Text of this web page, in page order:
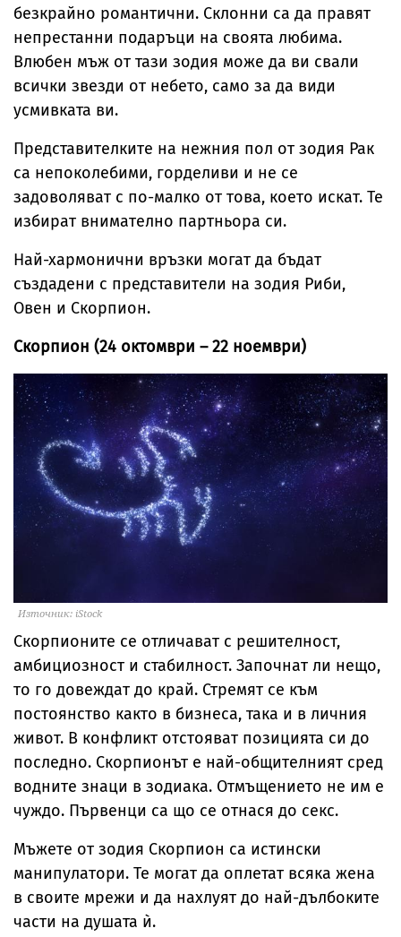
безкрайно романтични. Склонни са да правят
непрестанни подаръци на своята любима.
Влюбен мъж от тази зодия може да ви свали
всички звезди от небето, само за да види
усмивката ви.
Представителките на нежния пол от зодия Рак
са непоколебими, горделиви и не се
задоволяват с по-малко от това, което искат. Те
избират внимателно партньора си.
Най-хармонични връзки могат да бъдат
създадени с представители на зодия Риби,
Овен и Скорпион.
Скорпион (24 октомври – 22 ноември)
Източник: iStock
Скорпионите се отличават с решителност,
амбициозност и стабилност. Започнат ли нещо,
то го довеждат до край. Стремят се към
постоянство както в бизнеса, така и в личния
живот. В конфликт отстояват позицията си до
последно. Скорпионът е най-общителният сред
водните знаци в зодиака. Отмъщението не им е
чуждо. Първенци са що се отнася до секс.
Мъжете от зодия Скорпион са истински
манипулатори. Те могат да оплетат всяка жена
в своите мрежи и да нахлуят до най-дълбоките
части на душата ѝ.